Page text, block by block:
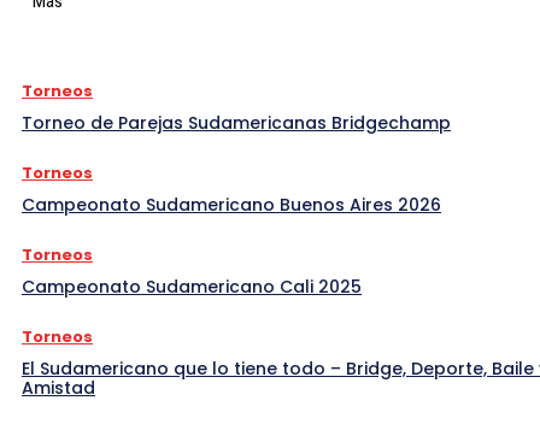
Torneos
Torneo de Parejas Sudamericanas Bridgechamp
Torneos
Campeonato Sudamericano Buenos Aires 2026
Torneos
Campeonato Sudamericano Cali 2025
Torneos
El Sudamericano que lo tiene todo – Bridge, Deporte, Baile
Amistad